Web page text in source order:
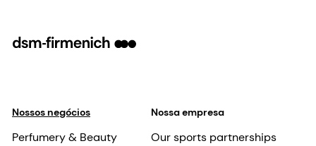
Nossos negócios
Perfumery & Beauty
Nossa empresa
Our sports partnerships